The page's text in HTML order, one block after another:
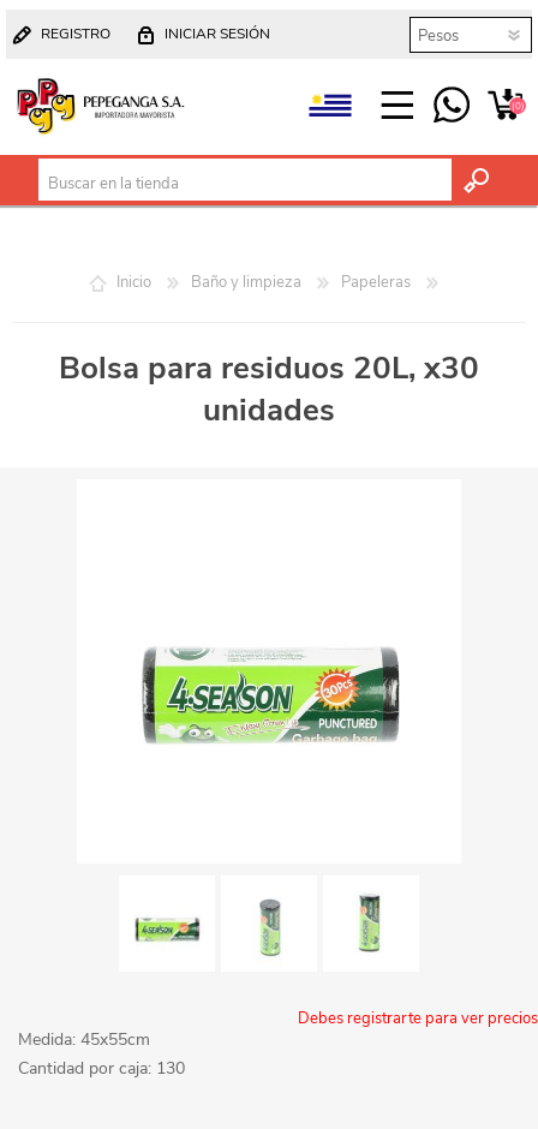
REGISTRO INICIAR SESIÓN
(0)
Inicio Baño y limpieza Papeleras
Bolsa para residuos 20L, x30
unidades
Debes registrarte para ver precios
Medida: 45x55cm
Cantidad por caja: 130